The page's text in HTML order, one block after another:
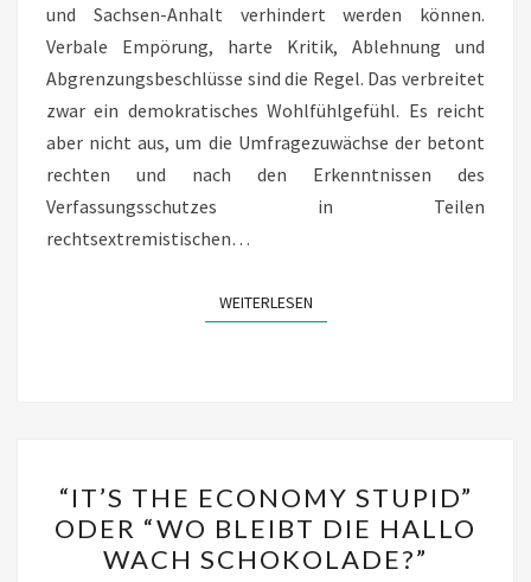
und Sachsen-Anhalt verhindert werden können.
Verbale Empörung, harte Kritik, Ablehnung und
Abgrenzungsbeschlüsse sind die Regel. Das verbreitet
zwar ein demokratisches Wohlfühlgefühl. Es reicht
aber nicht aus, um die Umfragezuwächse der betont
rechten und nach den Erkenntnissen des
Verfassungsschutzes in Teilen
rechtsextremistischen…
WEITERLESENWEITERLESEN
THE
ECONOMY
STUPID”
“IT’S THE ECONOMY STUPID”
ODER “WO BLEIBT DIE HALLO
WACH SCHOKOLADE?”